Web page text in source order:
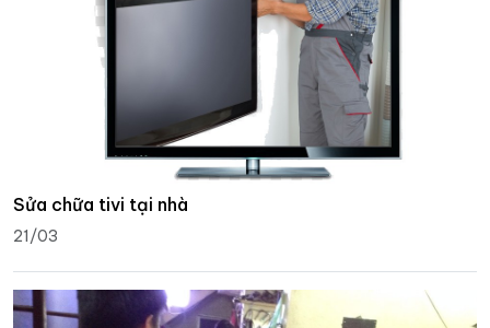
Sửa chữa tivi tại nhà
21/03